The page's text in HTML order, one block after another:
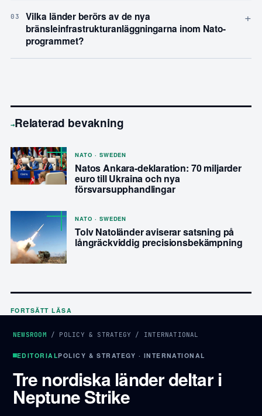
03
Vilka länder berörs av de nya
bränsleinfrastrukturanläggningarna inom Nato-
programmet?
+
→Relaterad bevakning
NATO · SWEDEN
Natos Ankara-deklaration: 70 miljarder
euro till Ukraina och nya
försvarsupphandlingar
NATO · SWEDEN
Tolv Natoländer aviserar satsning på
långräckviddig precisionsbekämpning
FORTSÄTT LÄSA
NEWSROOM / POLICY & STRATEGY / INTERNATIONAL
EDITORIALPOLICY & STRATEGY · INTERNATIONAL
Tre nordiska länder deltar i
Neptune Strike